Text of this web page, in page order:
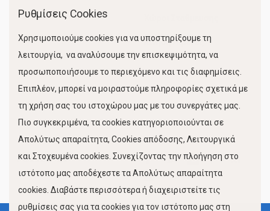
Κίνηση Λιμένος
FOLLOW US
Ρυθμίσεις Cookies
Χρησιμοποιούμε cookies για να υποστηρίξουμε τη
λειτουργία, να αναλύσουμε την επισκεψιμότητα, να
προσωποποιήσουμε το περιεχόμενο και τις διαφημίσεις.
Επιπλέον, μπορεί να μοιραστούμε πληροφορίες σχετικά με
τη χρήση σας του ιστοχώρου μας με του συνεργάτες μας.
Πιο συγκεκριμένα, τα cookies κατηγοριοποιούνται σε
Απολύτως απαραίτητα, Cookies απόδοσης, Λειτουργικά
και Στοχευμένα cookies. Συνεχίζοντας την πλοήγηση στο
ιστότοπο μας αποδέχεστε τα Απολύτως απαραίτητα
cookies. Διαβάστε περισσότερα ή διαχειριστείτε τις
ρυθμίσεις σας για τα cookies για τον ιστότοπο μας στη